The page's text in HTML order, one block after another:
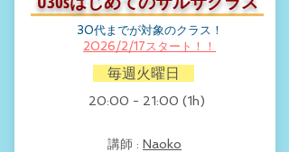
30代までが対象のクラス！
2026/2/17スタート！！
​ 毎週火曜日
​20:00 - 21:00 (1h)
​講師 : Naoko